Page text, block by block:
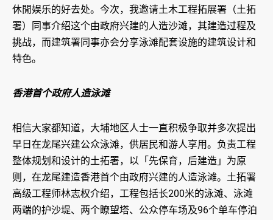
休閒娱乐的好去处。今次，我邀请土木工程拓展署（土拓
署）同事介绍这个由政府兴建的人造沙滩，其建造过程及
挑战，而建筑署同事亦会分享泳滩配套设施的建筑设计和
特色。
香港首个政府人造泳滩
相信大家都知道，大埔地区人士一直积极争取并多次提出
早日在龙尾兴建公众泳滩，供居民和游人享用。负责工程
整体规划和设计的土拓署，以「先保育，后建造」为原
则，在龙尾建造香港首个由政府兴建的人造泳滩。土拓署
高级工程师林志权介绍，工程包括长200米的泳滩、泳滩
两端的护沙堤、两个瞭望塔、公众停车场及96个单车停泊